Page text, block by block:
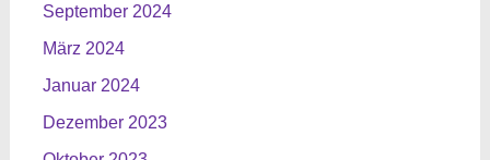
September 2024
März 2024
Januar 2024
Dezember 2023